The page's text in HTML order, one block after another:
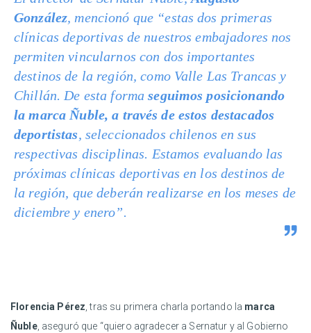
González, mencionó que “estas dos primeras
clínicas deportivas de nuestros embajadores nos
permiten vincularnos con dos importantes
destinos de la región, como Valle Las Trancas y
Chillán. De esta forma seguimos posicionando
la marca Ñuble, a través de estos destacados
deportistas, seleccionados chilenos en sus
respectivas disciplinas. Estamos evaluando las
próximas clínicas deportivas en los destinos de
la región, que deberán realizarse en los meses de
diciembre y enero”.
Florencia Pérez , tras su primera charla portando la marca
Ñuble, aseguró que “quiero agradecer a Sernatur y al Gobierno